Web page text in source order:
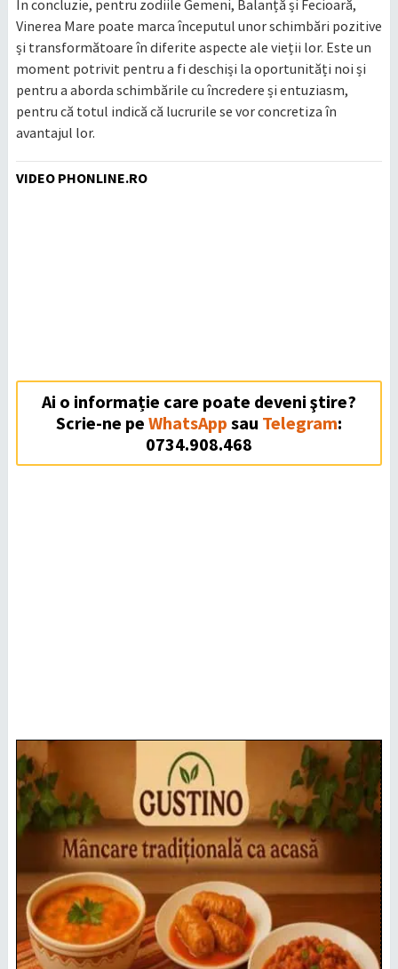
În concluzie, pentru zodiile Gemeni, Balanță și Fecioară,
Vinerea Mare poate marca începutul unor schimbări pozitive
și transformătoare în diferite aspecte ale vieții lor. Este un
moment potrivit pentru a fi deschiși la oportunități noi și
pentru a aborda schimbările cu încredere și entuziasm,
pentru că totul indică că lucrurile se vor concretiza în
avantajul lor.
VIDEO PHONLINE.RO
Ai o informație care poate deveni ştire?
Scrie-ne pe WhatsApp sau Telegram:
0734.908.468